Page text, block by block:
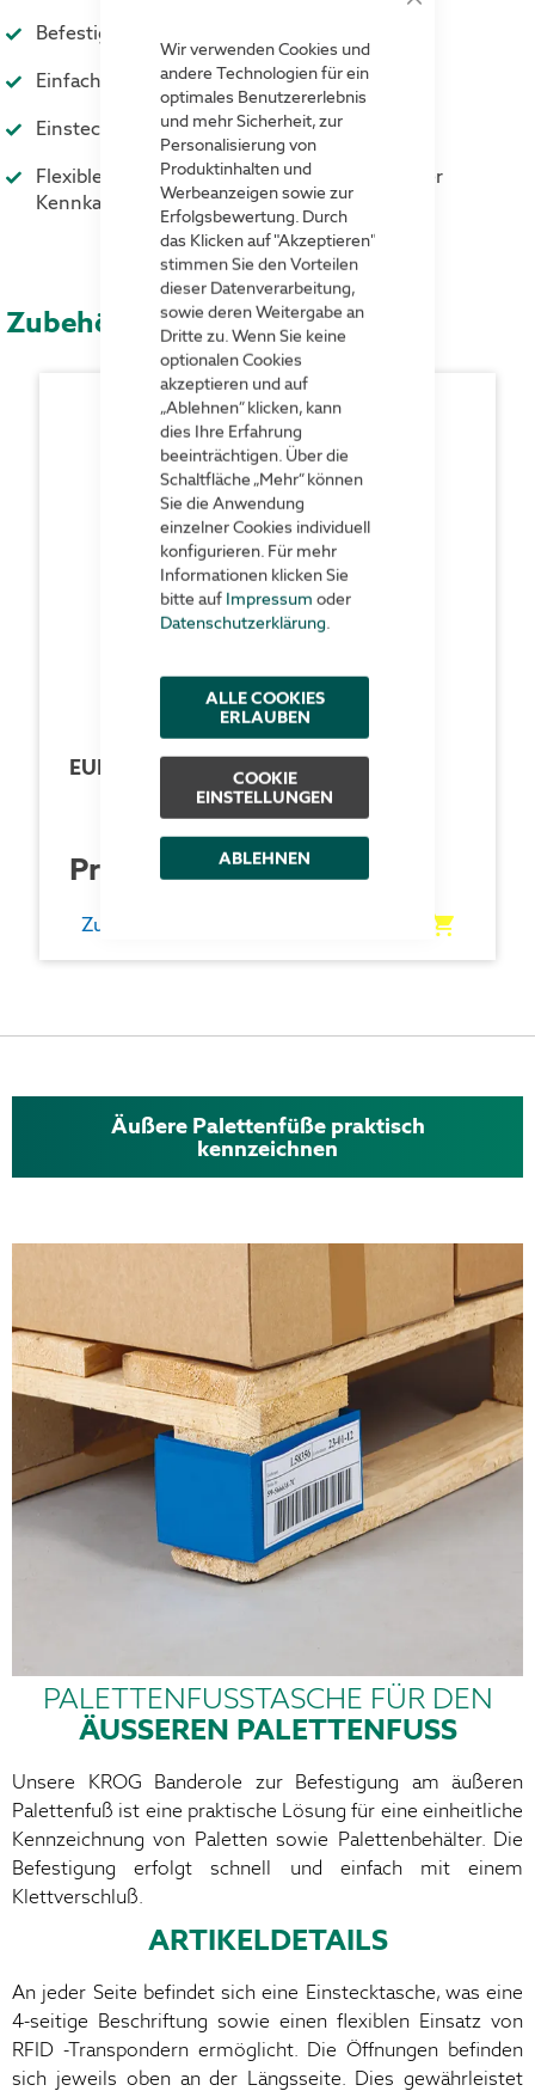
Close
Wir verwenden Cookies und
andere Technologien für ein
optimales Benutzererlebnis
und mehr Sicherheit, zur
Personalisierung von
Produktinhalten und
Werbeanzeigen sowie zur
Erfolgsbewertung. Durch
das Klicken auf "Akzeptieren"
stimmen Sie den Vorteilen
dieser Datenverarbeitung,
sowie deren Weitergabe an
Dritte zu. Wenn Sie keine
optionalen Cookies
akzeptieren und auf
„Ablehnen“ klicken, kann
dies Ihre Erfahrung
beeinträchtigen. Über die
Schaltfläche „Mehr“ können
Sie die Anwendung
einzelner Cookies individuell
konfigurieren. Für mehr
Informationen klicken Sie
bitte auf Impressum oder
Datenschutzerklärung.
ALLE COOKIES
ERLAUBEN
COOKIE
EINSTELLUNGEN
ABLEHNEN
Befestigung am äußeren Palettenfuß
Einfache Befestigung mit Klettverschluss
Einstecktaschen an allen Seiten
Flexibler Einsatz von RFID -Transpondern oder
Kennkarten
Zubehör
EURO-Paletten
Preis auf Anfrage
Zum Produkt
Äußere Palettenfüße praktisch
kennzeichnen
PALETTENFUSSTASCHE FÜR DEN
ÄUSSEREN PALETTENFUSS
Unsere KROG Banderole zur Befestigung am äußeren
Palettenfuß ist eine praktische Lösung für eine einheitliche
Kennzeichnung von Paletten sowie Palettenbehälter. Die
Befestigung erfolgt schnell und einfach mit einem
Klettverschluß.
ARTIKELDETAILS
An jeder Seite befindet sich eine Einstecktasche, was eine
4-seitige Beschriftung sowie einen flexiblen Einsatz von
RFID -Transpondern ermöglicht. Die Öffnungen befinden
sich jeweils oben an der Längsseite. Dies gewährleistet